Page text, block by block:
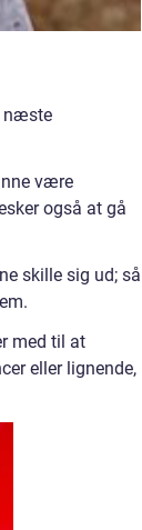
næste
være
også at gå
skille sig ud; så
med til at
eller lignende,